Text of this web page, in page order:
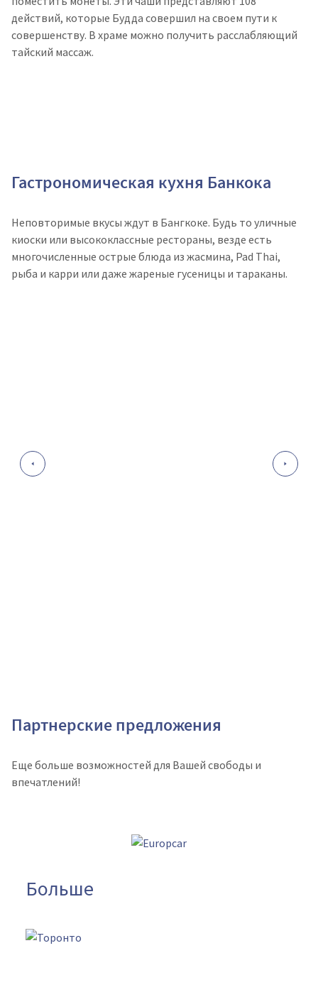
действий, которые Будда совершил на своем пути к
совершенству. В храме можно получить расслабляющий
тайский массаж.
Гастрономическая кухня Банкока
Неповторимые вкусы ждут в Бангкоке. Будь то уличные
киоски или высококлассные рестораны, везде есть
многочисленные острые блюда из жасмина, Pad Thai,
рыба и карри или даже жареные гусеницы и тараканы.
Партнерские предложения
Еще больше возможностей для Вашей свободы и
впечатлений!
Больше